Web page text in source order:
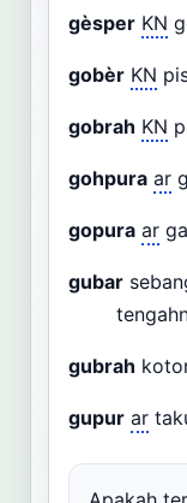
gèsper KN
gobèr KN
gobrah KN
gohpura ar
gopura ar
gubar
gubrah
gupur ar